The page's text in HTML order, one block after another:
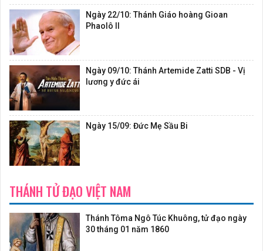
Ngày 22/10: Thánh Giáo hoàng Gioan
Phaolô II
Ngày 09/10: Thánh Artemide Zatti SDB - Vị
lương y đức ái
Ngày 15/09: Đức Mẹ Sầu Bi
THÁNH TỬ ĐẠO VIỆT NAM
Thánh Tôma Ngô Túc Khuông, tử đạo ngày
30 tháng 01 năm 1860